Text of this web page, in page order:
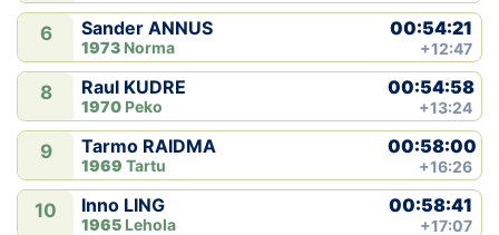
6 Sander ANNUS
1973 Norma
00:54:21
+12:47
8 Raul KUDRE
1970 Peko
00:54:58
+13:24
9 Tarmo RAIDMA
1969 Tartu
00:58:00
+16:26
10 Inno LING
1965 Lehola
00:58:41
+17:07